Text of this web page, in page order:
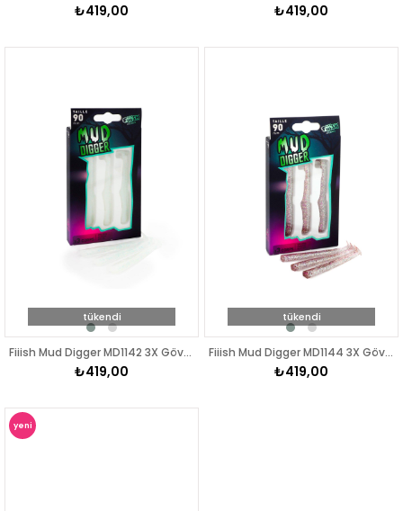
₺419,00 ₺419,00
tükendi
Fiiish Mud Digger MD1142 3X Gövde CLoudy White Silikon Yem
₺419,00
tükendi
Fiiish Mud Digger MD1144 3X Gövde Purple Glitter Silikon Yem
₺419,00
yeni